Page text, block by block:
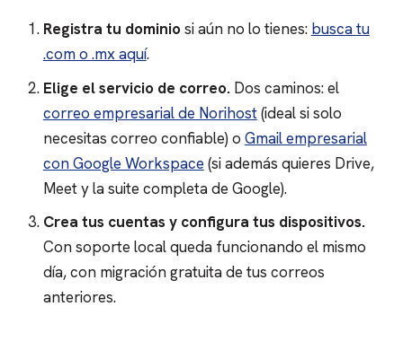
Registra tu dominio si aún no lo tienes: busca tu
.com o .mx aquí.
Elige el servicio de correo.Dos caminos: el
correo empresarial de Norihost(ideal si solo
necesitas correo confiable) o Gmail empresarial
con Google Workspace (si además quieres Drive,
Meet y la suite completa de Google).
Crea tus cuentas y configura tus dispositivos.
Con soporte local queda funcionando el mismo
día, con migración gratuita de tus correos
anteriores.